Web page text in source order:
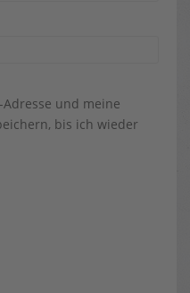
und meine
bis ich wieder